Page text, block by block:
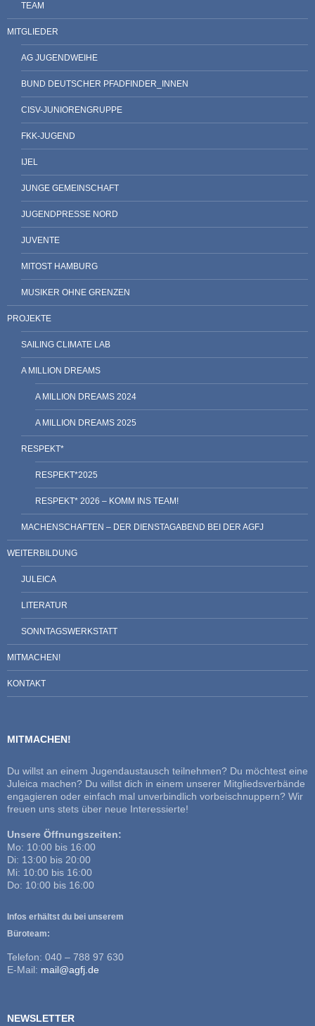
TEAM
MITGLIEDER
AG JUGENDWEIHE
BUND DEUTSCHER PFADFINDER_INNEN
CISV-JUNIORENGRUPPE
FKK-JUGEND
IJEL
JUNGE GEMEINSCHAFT
JUGENDPRESSE NORD
JUVENTE
MITOST HAMBURG
MUSIKER OHNE GRENZEN
PROJEKTE
SAILING CLIMATE LAB
A MILLION DREAMS
A MILLION DREAMS 2024
A MILLION DREAMS 2025
RESPEKT*
RESPEKT*2025
RESPEKT* 2026 – KOMM INS TEAM!
MACHENSCHAFTEN – DER DIENSTAGABEND BEI DER AGFJ
WEITERBILDUNG
JULEICA
LITERATUR
SONNTAGSWERKSTATT
MITMACHEN!
KONTAKT
MITMACHEN!
Du willst an einem Jugendaustausch teilnehmen? Du möchtest eine
Juleica machen? Du willst dich in einem unserer Mitgliedsverbände
engagieren oder einfach mal unverbindlich vorbeischnuppern? Wir
freuen uns stets über neue Interessierte!
Unsere Öffnungszeiten:
Mo: 10:00 bis 16:00
Di: 13:00 bis 20:00
Mi: 10:00 bis 16:00
Do: 10:00 bis 16:00
Infos erhältst du bei unserem
Büroteam:
Telefon: 040 – 788 97 630
E-Mail: mail@agfj.de
NEWSLETTER